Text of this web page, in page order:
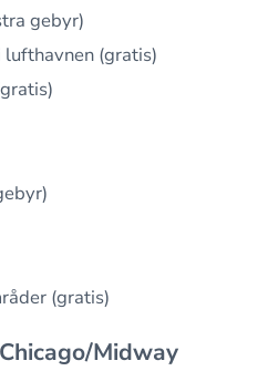
gebyr)
(gratis)
(gratis)
Midway